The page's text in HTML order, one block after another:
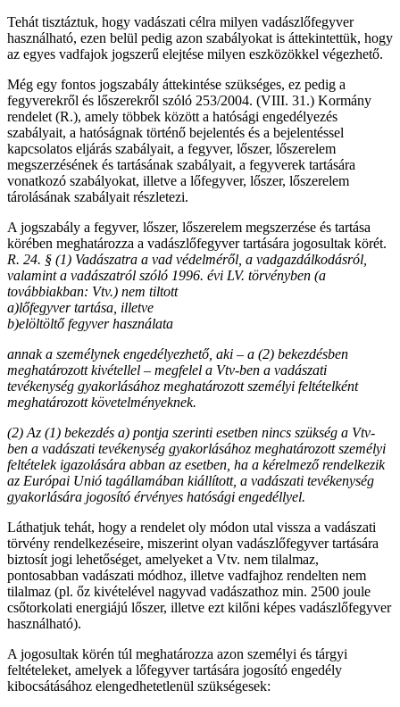
Tehát tisztáztuk, hogy vadászati célra milyen vadászlőfegyver
használható, ezen belül pedig azon szabályokat is áttekintettük, hogy
az egyes vadfajok jogszerű elejtése milyen eszközökkel végezhető.
Még egy fontos jogszabály áttekintése szükséges, ez pedig a
fegyverekről és lőszerekről szóló 253/2004. (VIII. 31.) Kormány
rendelet (R.), amely többek között a hatósági engedélyezés
szabályait, a hatóságnak történő bejelentés és a bejelentéssel
kapcsolatos eljárás szabályait, a fegyver, lőszer, lőszerelem
megszerzésének és tartásának szabályait, a fegyverek tartására
vonatkozó szabályokat, illetve a lőfegyver, lőszer, lőszerelem
tárolásának szabályait részletezi.
A jogszabály a fegyver, lőszer, lőszerelem megszerzése és tartása
körében meghatározza a vadászlőfegyver tartására jogosultak körét.
R. 24. § (1) Vadászatra a vad védelméről, a vadgazdálkodásról,
valamint a vadászatról szóló 1996. évi LV. törvényben (a
továbbiakban: Vtv.) nem tiltott
a)lőfegyver tartása, illetve
b)elöltöltő fegyver használata
annak a személynek engedélyezhető, aki – a (2) bekezdésben
meghatározott kivétellel – megfelel a Vtv-ben a vadászati
tevékenység gyakorlásához meghatározott személyi feltételként
meghatározott követelményeknek.
(2) Az (1) bekezdés a) pontja szerinti esetben nincs szükség a Vtv-
ben a vadászati tevékenység gyakorlásához meghatározott személyi
feltételek igazolására abban az esetben, ha a kérelmező rendelkezik
az Európai Unió tagállamában kiállított, a vadászati tevékenység
gyakorlására jogosító érvényes hatósági engedéllyel.
Láthatjuk tehát, hogy a rendelet oly módon utal vissza a vadászati
törvény rendelkezéseire, miszerint olyan vadászlőfegyver tartására
biztosít jogi lehetőséget, amelyeket a Vtv. nem tilalmaz,
pontosabban vadászati módhoz, illetve vadfajhoz rendelten nem
tilalmaz (pl. őz kivételével nagyvad vadászathoz min. 2500 joule
csőtorkolati energiájú lőszer, illetve ezt kilőni képes vadászlőfegyver
használható).
A jogosultak körén túl meghatározza azon személyi és tárgyi
feltételeket, amelyek a lőfegyver tartására jogosító engedély
kibocsátásához elengedhetetlenül szükségesek: